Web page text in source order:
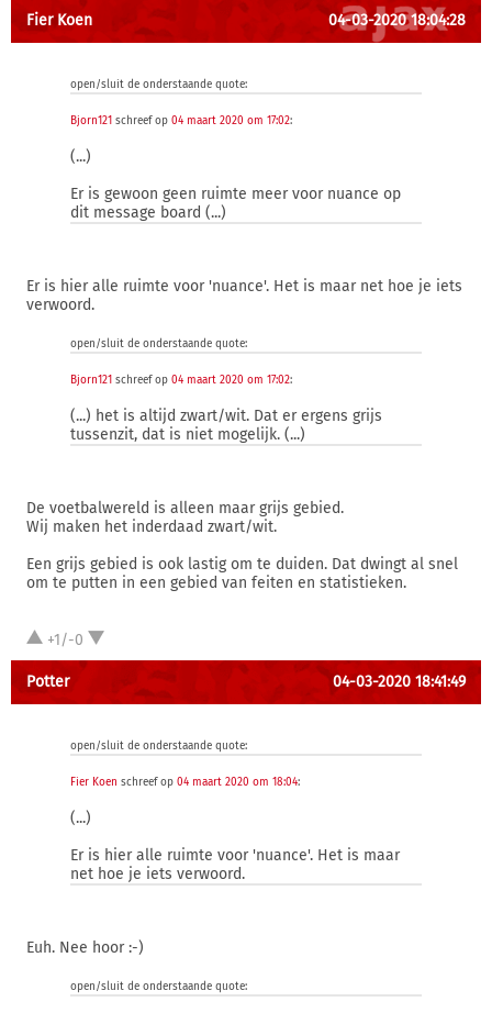
Fier Koen 04-03-2020 18:04:28
open/sluit de onderstaande quote:
Bjorn121 schreef op 04 maart 2020 om 17:02:
(...)
Er is gewoon geen ruimte meer voor nuance op
dit message board (...)
Er is hier alle ruimte voor 'nuance'. Het is maar net hoe je iets
verwoord.
open/sluit de onderstaande quote:
Bjorn121 schreef op 04 maart 2020 om 17:02:
(...) het is altijd zwart/wit. Dat er ergens grijs
tussenzit, dat is niet mogelijk. (...)
De voetbalwereld is alleen maar grijs gebied.
Wij maken het inderdaad zwart/wit.
Een grijs gebied is ook lastig om te duiden. Dat dwingt al snel
om te putten in een gebied van feiten en statistieken.
+1/-0
Potter 04-03-2020 18:41:49
open/sluit de onderstaande quote:
Fier Koen schreef op 04 maart 2020 om 18:04:
(...)
Er is hier alle ruimte voor 'nuance'. Het is maar
net hoe je iets verwoord.
Euh. Nee hoor :-)
open/sluit de onderstaande quote: